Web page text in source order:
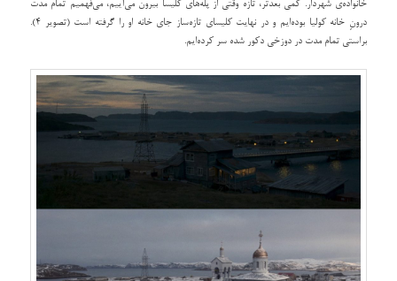
خانواده‌ی شهردار. کمی بعدتر، تازه وقتی از پله‌های کلیسا بیرون می‌آییم، می‌فهمیم تمام مدت
درونِ خانه کولیا بوده‌ایم و در نهایت کلیسای تازه‌ساز جای خانه او را گرفته است (تصویر 4).
براستی تمام مدت در دوزخی دکور شده سر کرده‌ایم.